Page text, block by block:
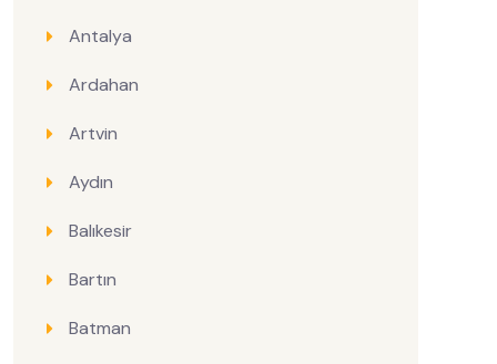
Antalya
Ardahan
Artvin
Aydın
Balıkesir
Bartın
Batman